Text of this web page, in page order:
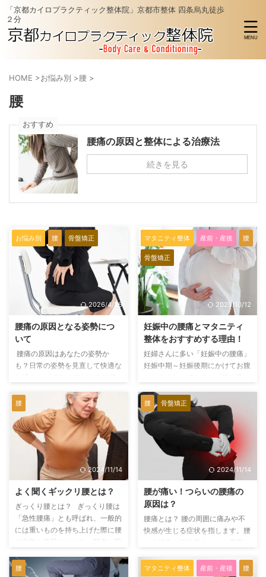
「京都カイロプラクティック整体院」京都市整体 四条烏丸徒歩
２分
HOME >お悩み別 >腰 >
腰
おすすめ
腰痛の原因と整体による治療法
続きを見る
お悩み別 腰 骨盤矯正
2026/4/26
腰痛の原因となる姿勢につ
いて
腰痛の原因はあなたの姿勢か
も？日常の姿勢を見直して快適な
と腰が重い」そんな経験はありま
せんか？ 日本人の約3人に1人が
腰痛を経験していると言われてい
ます（厚生労働省, 2020）。実
は、腰痛の大きな原因の一つが
「姿勢」です。この記事では、腰
痛を引き起こす姿勢とその改善方
やすく解説します。最後まで読め
ば、今日からできる簡単な対策が
わかりますよ！ 腰痛を引き起こ
す「悪い姿勢」とは？ 悪い姿勢
マタニティ整体 産前・産後 腰
骨盤矯正
2023/10/12
妊娠中の腰痛とマタニティ
整体をおすすめする理由！
妊婦さんに多い「妊娠中の腰痛」
妊娠中期～妊娠後期にかけてお腹
みたいなんだけど、うちの奥さん
が・・・など 妊娠中の方だけで
なく、そのご家族の方からもよく
相談をいただきます。 そこで今
回は簡単に「妊娠中の腰痛」につ
いて書いていきます。 妊娠中
の腰痛と原因 体型の変化によ
お腹が大きくなりだし、妊娠中期
～後期ともなると目に見えてお腹
が大きくなります。 お腹が大き
く前に出てくることで、バランス
腰
2024/11/14
よく聞くギックリ腰とは？
ぎっくり腰とは？ ぎっくり腰は
「急性腰痛」とも呼ばれ、一般的
には重いものを持ち上げた際に腰
に急激な負荷がかかり、筋肉が緊
よっては炎症も伴った痛みが生じ
腰 骨盤矯正
2024/11/14
腰が痛い！つらいの腰痛の
原因は？
腰痛とは？ 腰の周囲に痛みや不
快感が生じる症状を指します。腰
りやすくなります。 一般的には
腰 マタニティ整体 産前・産後 腰